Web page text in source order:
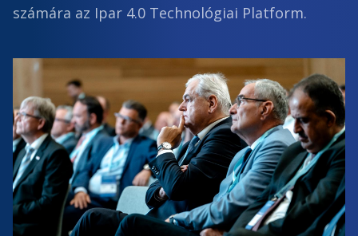
számára az Ipar 4.0 Technológiai Platform.